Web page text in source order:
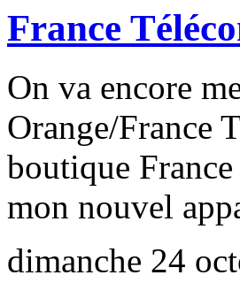
France
On va encore
Orange/France
boutique
mon nouvel
dimanche 24